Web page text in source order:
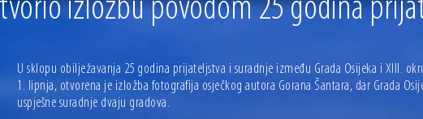
komarci ove godine pod kontrolom
zahvalnosti i Dan hrvatskih branitelja
izložbu povodom 25 godina
U sklopu obilježavanja 25 godina prijateljstva i suradnje između Grada Osijeka i XIII.
1. lipnja, otvorena je izložba fotografija osječkog autora Gorana Šantara, dar Grada
uspješne suradnje dvaju gradova.